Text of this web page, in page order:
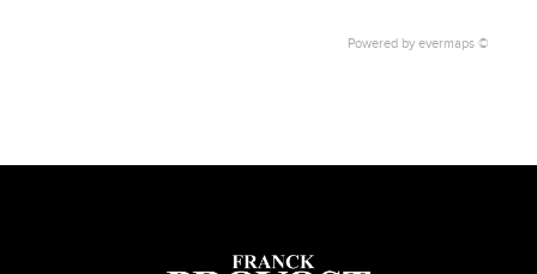
Powered by evermaps ©